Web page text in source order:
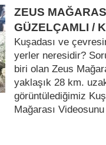
ZEUS
GÜZELÇAMLI /
Kuşadası ve
yerler neresidir?
biri olan Zeus
yaklaşık 28 km.
görüntülediğimiz
Mağarası Videosunu